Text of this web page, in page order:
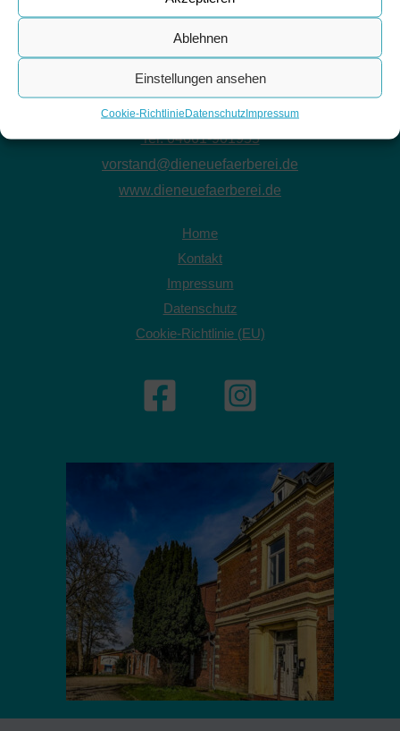
Ablehnen
Einstellungen ansehen
Cookie-RichtlinieDatenschutzImpressum
Neue Färberei Kulturhaus Niebüll e.V.
Deezbüller Straße 2 - 25899 Niebüll
Tel. 04661-901955
vorstand@dieneuefaerberei.de
www.dieneuefaerberei.de
Home
Kontakt
Impressum
Datenschutz
Cookie-Richtlinie (EU)